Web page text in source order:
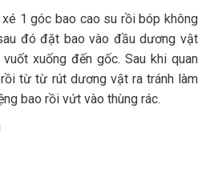
xé 1 góc bao cao su rồi bóp không
đó đặt bao vào đầu dương vật
xuống đến gốc. Sau khi quan
từ từ rút dương vật ra tránh làm
bao rồi vứt vào thùng rác.